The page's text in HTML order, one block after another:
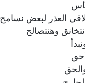
نلاقي العذر لبعض نسامح
وهنتصالح